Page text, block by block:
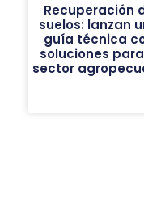
Recuperación
suelos: lanzan
guía técnica
soluciones
sector